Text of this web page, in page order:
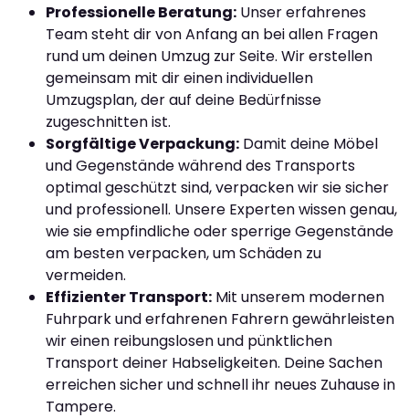
Professionelle Beratung: Unser erfahrenes
Team steht dir von Anfang an bei allen Fragen
rund um deinen Umzug zur Seite. Wir erstellen
gemeinsam mit dir einen individuellen
Umzugsplan, der auf deine Bedürfnisse
zugeschnitten ist.
Sorgfältige Verpackung: Damit deine Möbel
und Gegenstände während des Transports
optimal geschützt sind, verpacken wir sie sicher
und professionell. Unsere Experten wissen genau,
wie sie empfindliche oder sperrige Gegenstände
am besten verpacken, um Schäden zu
vermeiden.
Effizienter Transport: Mit unserem modernen
Fuhrpark und erfahrenen Fahrern gewährleisten
wir einen reibungslosen und pünktlichen
Transport deiner Habseligkeiten. Deine Sachen
erreichen sicher und schnell ihr neues Zuhause in
Tampere.